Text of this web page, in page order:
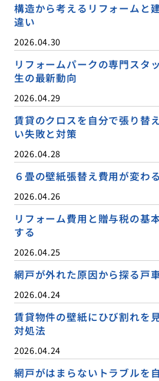
構造から考えるリフォームと
違い
2026.04.30
リフォームパークの専門スタ
生の最新動向
2026.04.29
賃貸のクロスを自分で張り替
い失敗と対策
2026.04.28
６畳の壁紙張替え費用が変わ
2026.04.26
リフォーム費用と贈与税の基
する
2026.04.25
網戸が外れた原因から探る戸
2026.04.24
賃貸物件の壁紙にひび割れを
対処法
2026.04.24
網戸がはまらないトラブルを